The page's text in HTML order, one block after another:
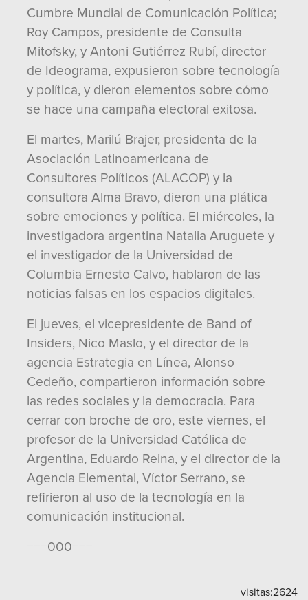
Cumbre Mundial de Comunicación Política;
Roy Campos, presidente de Consulta
Mitofsky, y Antoni Gutiérrez Rubí, director
de Ideograma, expusieron sobre tecnología
y política, y dieron elementos sobre cómo
se hace una campaña electoral exitosa.
El martes, Marilú Brajer, presidenta de la
Asociación Latinoamericana de
Consultores Políticos (ALACOP) y la
consultora Alma Bravo, dieron una plática
sobre emociones y política. El miércoles, la
investigadora argentina Natalia Aruguete y
el investigador de la Universidad de
Columbia Ernesto Calvo, hablaron de las
noticias falsas en los espacios digitales.
El jueves, el vicepresidente de Band of
Insiders, Nico Maslo, y el director de la
agencia Estrategia en Línea, Alonso
Cedeño, compartieron información sobre
las redes sociales y la democracia. Para
cerrar con broche de oro, este viernes, el
profesor de la Universidad Católica de
Argentina, Eduardo Reina, y el director de la
Agencia Elemental, Víctor Serrano, se
refirieron al uso de la tecnología en la
comunicación institucional.
===000===
visitas:2624